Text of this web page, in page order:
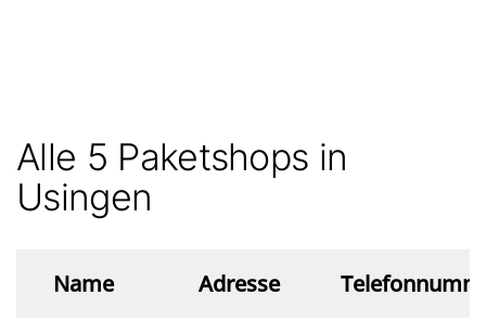
Alle 5 Paketshops in
Usingen
Name Adresse